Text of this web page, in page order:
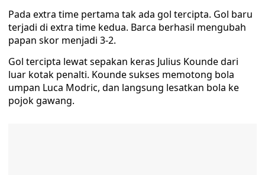
Pada extra time pertama tak ada gol tercipta. Gol baru
terjadi di extra time kedua. Barca berhasil mengubah
papan skor menjadi 3-2.
Gol tercipta lewat sepakan keras Julius Kounde dari
luar kotak penalti. Kounde sukses memotong bola
umpan Luca Modric, dan langsung lesatkan bola ke
pojok gawang.